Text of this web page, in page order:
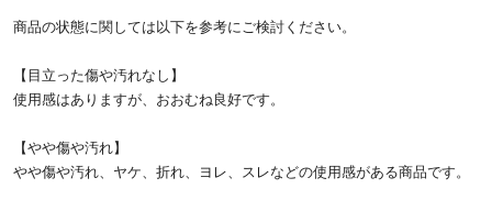
商品の状態に関しては以下を参考にご検討ください。
【目立った傷や汚れなし】
使用感はありますが、おおむね良好です。
【やや傷や汚れ】
やや傷や汚れ、ヤケ、折れ、ヨレ、スレなどの使用感がある商品です。